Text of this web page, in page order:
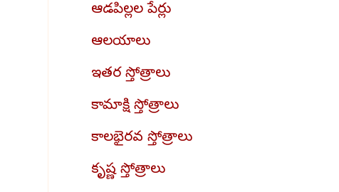
ఆడపిల్లల పేర్లు
ఆలయాలు
ఇతర స్తోత్రాలు
కామాక్షి స్తోత్రాలు
కాలభైరవ స్తోత్రాలు
కృష్ణ స్తోత్రాలు